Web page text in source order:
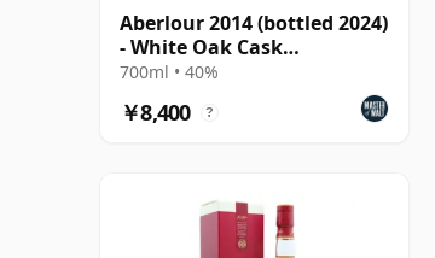
Aberlour 2014 (bottled 2024)
- White Oak Cask
Maturation
700ml • 40%
￥8,400 ?